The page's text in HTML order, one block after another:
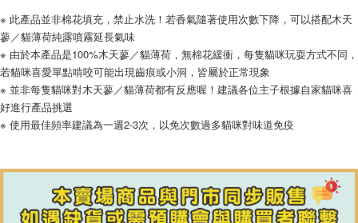
※ 此產品並非棉花填充，禁止水洗！若香氣隨著使用次數下降，可以搭配木天
蓼／貓薄荷純露噴霧延長氣味
※ 由於本產品是100%木天蓼／貓薄荷，無棉花緩衝，每隻貓咪玩耍方式不同，
若貓咪喜愛單點啃咬可能出現齒痕或小洞，皆屬於正常現象
※ 並非每隻貓咪對木天蓼／貓薄荷都有反應喔！建議各位主子根據自家貓咪喜
好進行產品挑選
※ 使用最佳頻率建議為一週2-3次，以免次數過多貓咪對味道免疫